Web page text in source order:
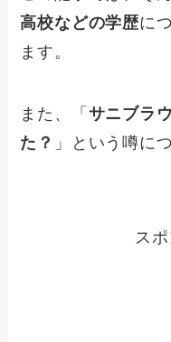
高校などの学歴に
ます。
また、「 サニブラ
た？ 」という噂に
ス